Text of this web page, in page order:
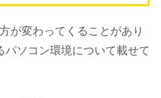
が変わってくることがあり
パソコン環境について載せて